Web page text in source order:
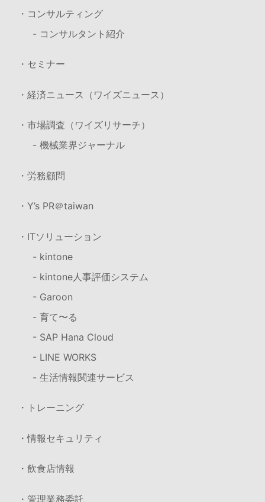
・コンサルティング
- コンサルタント紹介
・セミナー
・経済ニュース（ワイズニュース）
・市場調査（ワイズリサーチ）
- 機械業界ジャーナル
・労務顧問
・Y’s PR＠taiwan
・ITソリューション
- kintone
- kintone人事評価システム
- Garoon
- 育て〜る
- SAP Hana Cloud
- LINE WORKS
- 生活情報関連サービス
・トレーニング
・情報セキュリティ
・飲食店情報
・管理業務委託